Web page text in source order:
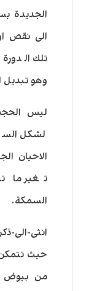
الجديدة
الى نقص
تلك
وهو
ليس
لشكل
الاحيان
تغير ما
السمكة.
انثى-الى-
حيث
من بيوض